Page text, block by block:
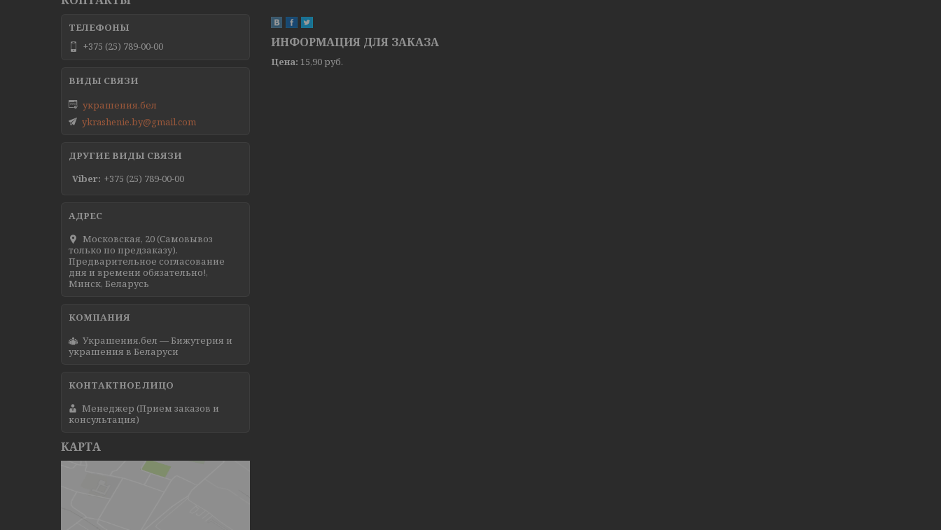
ИНФОРМАЦИЯ ДЛЯ ЗАКАЗА
Цена: 15,90 руб.
+375 (25) 789-00-00
украшения.бел
ykrashenie.by@gmail.com
ДРУГИЕ ВИДЫ СВЯЗИ
Viber +375 (25) 789-00-00
Московская, 20 (Самовывоз
только по предзаказу).
Предварительное согласование
дня и времени обязательно!,
Минск, Беларусь
Украшения.бел — Бижутерия и
украшения в Беларуси
Менеджер (Прием заказов и
консультация)
КАРТА